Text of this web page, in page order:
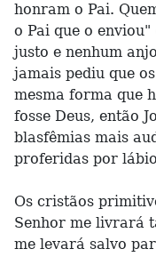
honram o Pai.
o Pai que o enviou"
justo e nenhum
jamais pediu que
mesma forma que
fosse Deus, então
blasfêmias mais
proferidas por
Os cristãos
Senhor me livrará
me levará salvo